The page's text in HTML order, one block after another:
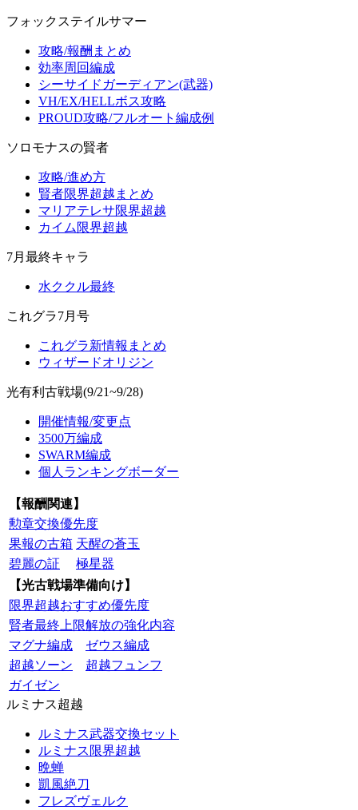
フォックステイルサマー
攻略/報酬まとめ
効率周回編成
シーサイドガーディアン(武器)
VH/EX/HELLボス攻略
PROUD攻略/フルオート編成例
ソロモナスの賢者
攻略/進め方
賢者限界超越まとめ
マリアテレサ限界超越
カイム限界超越
7月最終キャラ
水ククル最終
これグラ7月号
これグラ新情報まとめ
ウィザードオリジン
光有利古戦場(9/21~9/28)
開催情報/変更点
3500万編成
SWARM編成
個人ランキングボーダー
【報酬関連】
勲章交換優先度
果報の古箱 天醒の蒼玉
碧麗の証
極星器
【光古戦場準備向け】
限界超越おすすめ優先度
賢者最終上限解放の強化内容
マグナ編成
ゼウス編成
超越ソーン
超越フュンフ
ガイゼン
ルミナス超越
ルミナス武器交換セット
ルミナス限界超越
晩蝉
凱風絶刀
フレズヴェルク